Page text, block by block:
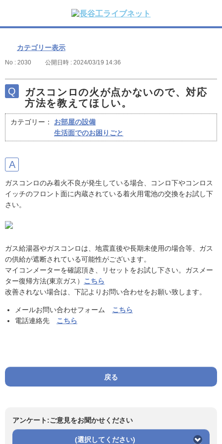
カテゴリー表示
No : 2030 公開日時 : 2024/03/19 14:36
ガスコンロの火が点かないので、対応
方法を教えてほしい。
カテゴリー：
お部屋の設備
生活面でのお困りごと
ガスコンロのみ着火不良が発生している場合、コンロ下やコンロス
イッチのフロント面に内蔵されている着火用電池の交換をお試し下
さい。
ガス給湯器やガスコンロは、地震直後や長期未使用の場合等、ガス
の供給が遮断されている可能性がございます。
マイコンメーターを確認頂き、リセットをお試し下さい。ガスメー
ター復帰方法(東京ガス） こちら
改善されない場合は、下記よりお問い合わせをお願い致します。
メールお問い合わせフォーム こちら
電話連絡先 こちら
戻る
アンケート:ご意見をお聞かせください
(選択してください)